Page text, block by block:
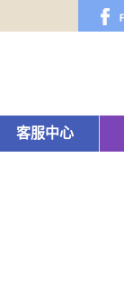
客服中心